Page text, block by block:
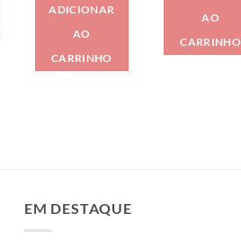
ADICIONAR
AO
CARRINHO
AO
CARRINHO
EM DESTAQUE